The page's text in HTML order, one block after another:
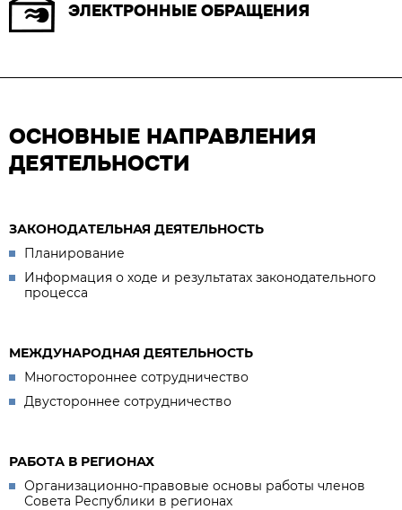
ЭЛЕКТРОННЫЕ ОБРАЩЕНИЯ
ОСНОВНЫЕ НАПРАВЛЕНИЯ
ДЕЯТЕЛЬНОСТИ
ЗАКОНОДАТЕЛЬНАЯ ДЕЯТЕЛЬНОСТЬ
Планирование
Информация о ходе и результатах законодательного
процесса
МЕЖДУНАРОДНАЯ ДЕЯТЕЛЬНОСТЬ
Многостороннее сотрудничество
Двустороннее сотрудничество
РАБОТА В РЕГИОНАХ
Организационно-правовые основы работы членов
Совета Республики в регионах